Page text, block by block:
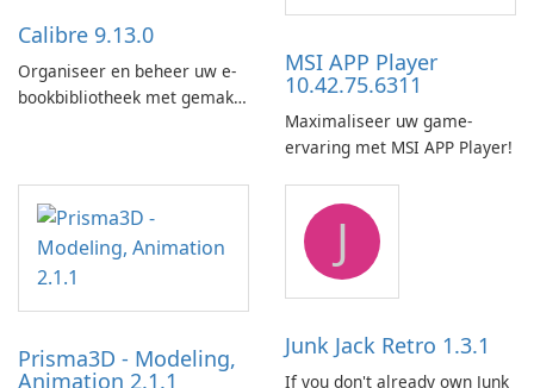
Calibre 9.13.0
Organiseer en beheer uw e-
bookbibliotheek met gemak
MSI APP Player
10.42.75.6311
Maximaliseer uw game-
ervaring met MSI APP Player!
Prisma3D - Modeling,
Animation 2.1.1
J
Junk Jack Retro 1.3.1
If you don't already own Junk